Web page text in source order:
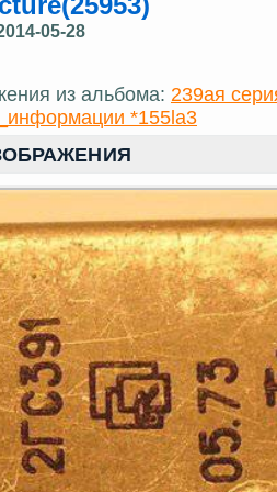
05-28
из альбома: 239ая
*155la3